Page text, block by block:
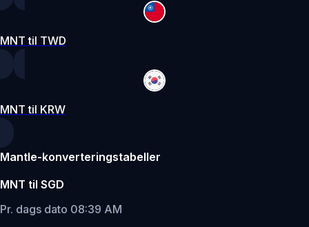
MNT til TWD
MNT til KRW
Mantle-konverteringstabeller
MNT til SGD
Pr. dags dato 08:39 AM